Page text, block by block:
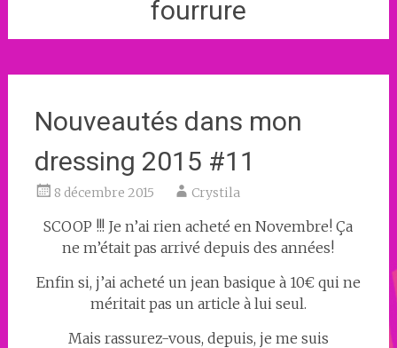
fourrure
Nouveautés dans mon
dressing 2015 #11
8 décembre 2015 Crystila
SCOOP !!! Je n’ai rien acheté en Novembre! Ça
ne m’était pas arrivé depuis des années!
Enfin si, j’ai acheté un jean basique à 10€ qui ne
méritait pas un article à lui seul.
Mais rassurez-vous, depuis, je me suis